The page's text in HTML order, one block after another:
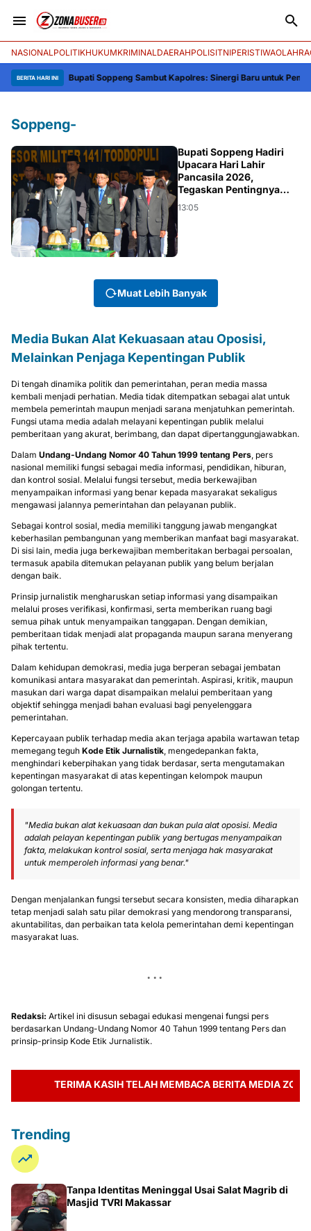
NASIONALPOLITIKHUKUMKRIMINALDAERAHPOLISITNIPERISTIWA
BERITA HARI INIBupati Soppeng Sambut Kapolres: Sinergi Baru untuk
Soppeng-
SOPPENG-
Bupati Soppeng Hadiri
Upacara Hari Lahir
Pancasila 2026,
Tegaskan Pentingnya
Persatuan Bangsa
13:05
Muat Lebih Banyak
Media Bukan Alat Kekuasaan atau Oposisi,
Melainkan Penjaga Kepentingan Publik
Di tengah dinamika politik dan pemerintahan, peran media massa
kembali menjadi perhatian. Media tidak ditempatkan sebagai alat untuk
membela pemerintah maupun menjadi sarana menjatuhkan pemerintah.
Fungsi utama media adalah melayani kepentingan publik melalui
pemberitaan yang akurat, berimbang, dan dapat dipertanggungjawabkan.
Dalam Undang-Undang Nomor 40 Tahun 1999 tentang Pers, pers
nasional memiliki fungsi sebagai media informasi, pendidikan, hiburan,
dan kontrol sosial. Melalui fungsi tersebut, media berkewajiban
menyampaikan informasi yang benar kepada masyarakat sekaligus
mengawasi jalannya pemerintahan dan pelayanan publik.
Sebagai kontrol sosial, media memiliki tanggung jawab mengangkat
keberhasilan pembangunan yang memberikan manfaat bagi masyarakat.
Di sisi lain, media juga berkewajiban memberitakan berbagai persoalan,
termasuk apabila ditemukan pelayanan publik yang belum berjalan
dengan baik.
Prinsip jurnalistik mengharuskan setiap informasi yang disampaikan
melalui proses verifikasi, konfirmasi, serta memberikan ruang bagi
semua pihak untuk menyampaikan tanggapan. Dengan demikian,
pemberitaan tidak menjadi alat propaganda maupun sarana menyerang
pihak tertentu.
Dalam kehidupan demokrasi, media juga berperan sebagai jembatan
komunikasi antara masyarakat dan pemerintah. Aspirasi, kritik, maupun
masukan dari warga dapat disampaikan melalui pemberitaan yang
objektif sehingga menjadi bahan evaluasi bagi penyelenggara
pemerintahan.
Kepercayaan publik terhadap media akan terjaga apabila wartawan tetap
memegang teguh Kode Etik Jurnalistik, mengedepankan fakta,
menghindari keberpihakan yang tidak berdasar, serta mengutamakan
kepentingan masyarakat di atas kepentingan kelompok maupun
golongan tertentu.
"Media bukan alat kekuasaan dan bukan pula alat oposisi. Media
adalah pelayan kepentingan publik yang bertugas menyampaikan
fakta, melakukan kontrol sosial, serta menjaga hak masyarakat
untuk memperoleh informasi yang benar."
Dengan menjalankan fungsi tersebut secara konsisten, media diharapkan
tetap menjadi salah satu pilar demokrasi yang mendorong transparansi,
akuntabilitas, dan perbaikan tata kelola pemerintahan demi kepentingan
masyarakat luas.
Redaksi: Artikel ini disusun sebagai edukasi mengenai fungsi pers
berdasarkan Undang-Undang Nomor 40 Tahun 1999 tentang Pers dan
prinsip-prinsip Kode Etik Jurnalistik.
TERIMA KASIH TELAH MEMBACA BERITA MEDIA
Trending
Tanpa Identitas Meninggal Usai Salat Magrib di
Masjid TVRI Makassar